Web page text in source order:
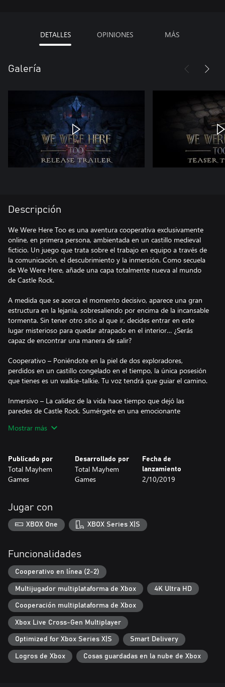
DETALLES OPINIONES MÁS
Galería
Descripción
We Were Here Too es una aventura cooperativa exclusivamente
online, en primera persona, ambientada en un castillo medieval
ficticio. Un juego que trata sobre el trabajo en equipo a través de
la comunicación, el descubrimiento y la inmersión. Como secuela
de We Were Here, añade una capa totalmente nueva al mundo
de Castle Rock.
A medida que se acerca el momento decisivo, aparece una gran
estructura en la lejanía, sobresaliendo por encima de la incansable
tormenta. Sin tener otro sitio al que ir, decides entrar en este
lugar misterioso para quedar atrapado en el interior… ¿Serás
capaz de encontrar una manera de salir?
Cooperativo – Poniéndote en la piel de dos exploradores,
perdidos en un castillo congelado en el tiempo, la única posesión
que tienes es un walkie-talkie. Tu voz tendrá que guiar el camino.
Inmersivo – La calidez de la vida hace tiempo que dejó las
paredes de Castle Rock. Sumérgete en una emocionante
que os permitirán salir de esta fortaleza abandonada. Piérdete en
Misterioso – No estábamos solos... La oscuridad se adueñó de
estos muros, antaño gloriosos. ¿Puedes descubrir la verdad que
se esconde detrás de su destino?
¿Has jugado todos los juegos de la serie? We Were Here, We
Were Here Too, We Were Here Together, We Were Here Forever,
& We Were Here Expeditions: The FriendShip!
Mostrar más
Publicado por
Total Mayhem
Games
Desarrollado por
Total Mayhem
Games
Fecha de
lanzamiento
2/10/2019
Jugar con
XBOX One XBOX Series X|S
Funcionalidades
Cooperativo en línea (2-2)
Multijugador multiplataforma de Xbox 4K Ultra HD
Cooperación multiplataforma de Xbox
Xbox Live Cross-Gen Multiplayer
Optimized for Xbox Series X|S Smart Delivery
Logros de Xbox Cosas guardadas en la nube de Xbox